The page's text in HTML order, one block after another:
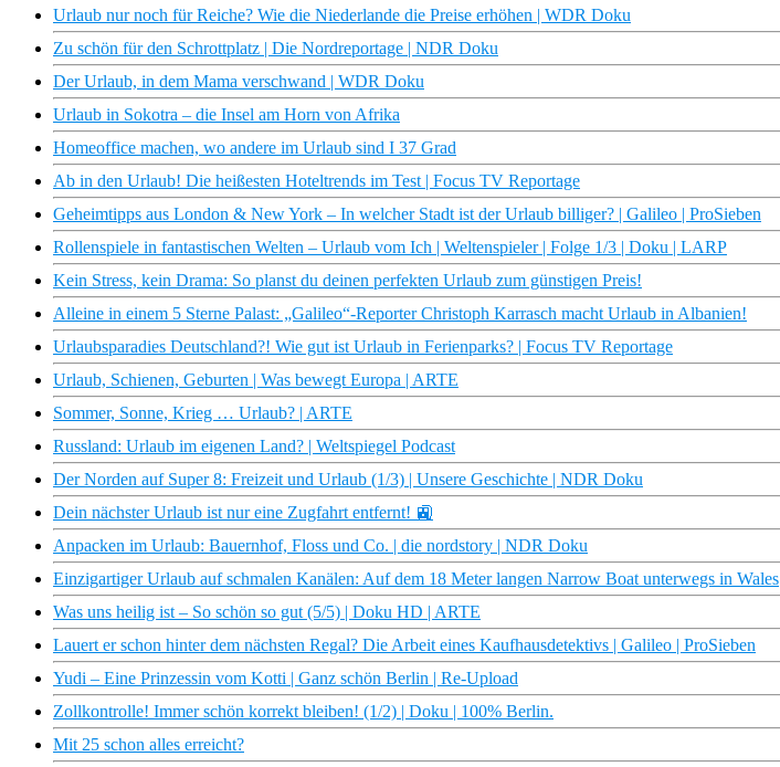
Urlaub nur noch für Reiche? Wie die Niederlande die Preise erhöhen | WDR Doku
Zu schön für den Schrottplatz | Die Nordreportage | NDR Doku
Der Urlaub, in dem Mama verschwand | WDR Doku
Urlaub in Sokotra – die Insel am Horn von Afrika
Homeoffice machen, wo andere im Urlaub sind I 37 Grad
Ab in den Urlaub! Die heißesten Hoteltrends im Test | Focus TV Reportage
Geheimtipps aus London & New York – In welcher Stadt ist der Urlaub billiger? | Galileo | ProSieben
Rollenspiele in fantastischen Welten – Urlaub vom Ich | Weltenspieler | Folge 1/3 | Doku | LARP
Kein Stress, kein Drama: So planst du deinen perfekten Urlaub zum günstigen Preis!
Alleine in einem 5 Sterne Palast: „Galileo“-Reporter Christoph Karrasch macht Urlaub in Albanien!
Urlaubsparadies Deutschland?! Wie gut ist Urlaub in Ferienparks? | Focus TV Reportage
Urlaub, Schienen, Geburten | Was bewegt Europa | ARTE
Sommer, Sonne, Krieg … Urlaub? | ARTE
Russland: Urlaub im eigenen Land? | Weltspiegel Podcast
Der Norden auf Super 8: Freizeit und Urlaub (1/3) | Unsere Geschichte | NDR Doku
Dein nächster Urlaub ist nur eine Zugfahrt entfernt! 🚉
Anpacken im Urlaub: Bauernhof, Floss und Co. | die nordstory | NDR Doku
Einzigartiger Urlaub auf schmalen Kanälen: Auf dem 18 Meter langen Narrow Boat unterwegs in Wales
Was uns heilig ist – So schön so gut (5/5) | Doku HD | ARTE
Lauert er schon hinter dem nächsten Regal? Die Arbeit eines Kaufhausdetektivs | Galileo | ProSieben
Yudi – Eine Prinzessin vom Kotti | Ganz schön Berlin | Re-Upload
Zollkontrolle! Immer schön korrekt bleiben! (1/2) | Doku | 100% Berlin.
Mit 25 schon alles erreicht?